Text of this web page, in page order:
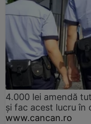
4.000 lei amendă
și fac acest lucru în
www.cancan.ro